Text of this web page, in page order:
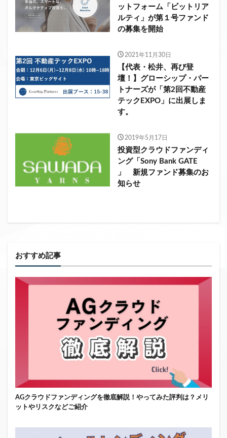
ットフォーム「ビットリア
ルティ」が第１号ファンド
の募集を開始
2021年11月30日
【代表・松井、再び登
壇！】グローシップ・パー
トナーズが「第2回不動産
テックEXPO」に出展しま
す。
2019年5月17日
投資型クラウドファンディ
ング「Sony Bank GATE
」 新規ファンド募集のお
知らせ
おすすめ記事
AGクラウドファンディングを徹底解説！やってみた評判は？メリ
ットやリスクなどご紹介